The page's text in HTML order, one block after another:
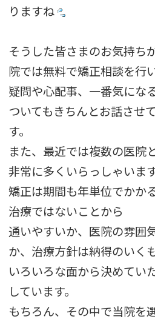
りますね
そうした皆さまのお気持ち
院では無料で矯正相談を行い
疑問や心配事、一番気にな
ついてもきちんとお話させ
す。
また、最近では複数の医院
非常に多くいらっしゃいます
矯正は期間も年単位でかか
治療ではないことから
通いやすいか、医院の雰囲
か、治療方針は納得のいく
いろいろな面から決めてい
しています。
もちろん、その中で当院を